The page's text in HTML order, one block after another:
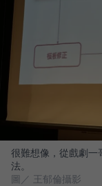
很難想像，從戲劇
法。
圖／ 王郁倫攝影